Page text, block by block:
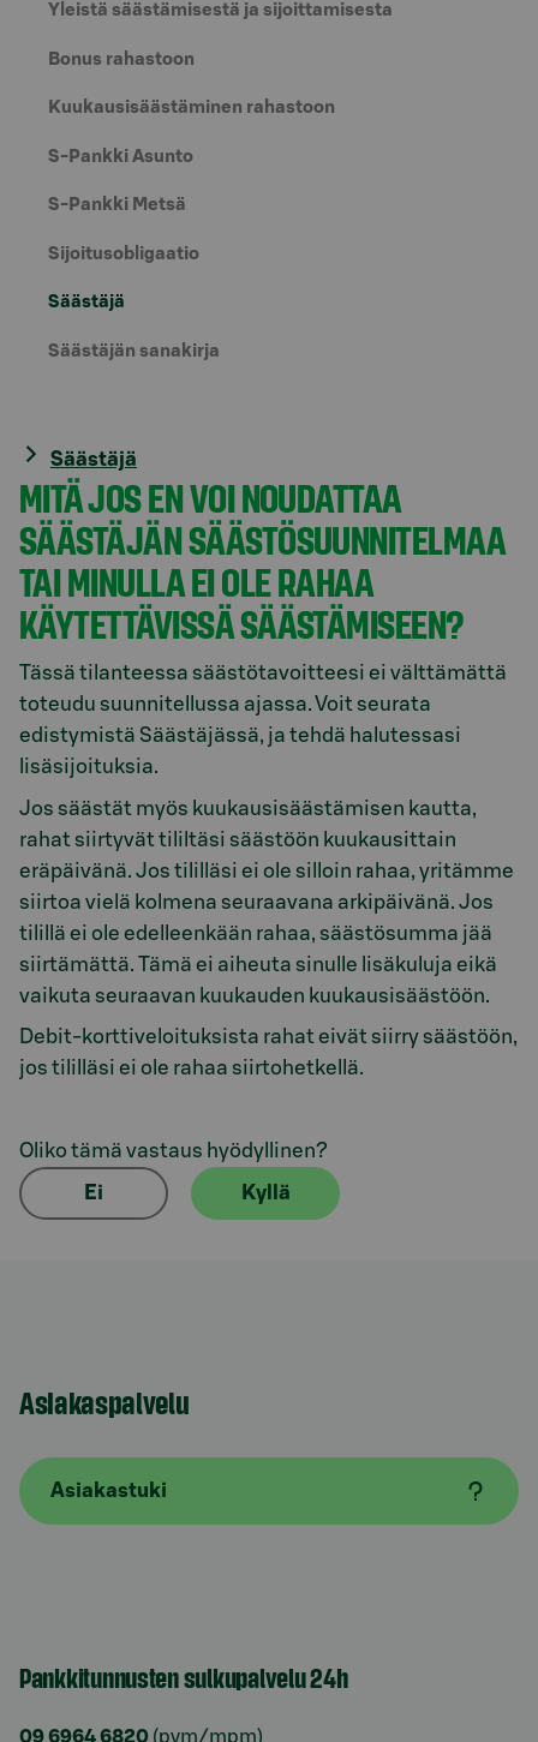
Yleistä säästämisestä ja sijoittamisesta
Bonus rahastoon
Kuukausisäästäminen rahastoon
S-Pankki Asunto
S-Pankki Metsä
Sijoitusobligaatio
Säästäjä
Säästäjän sanakirja
Säästäjä
MITÄ JOS EN VOI NOUDATTAA
SÄÄSTÄJÄN SÄÄSTÖSUUNNITELMAA
TAI MINULLA EI OLE RAHAA
KÄYTETTÄVISSÄ SÄÄSTÄMISEEN?
Tässä tilanteessa säästötavoitteesi ei välttämättä
toteudu suunnitellussa ajassa. Voit seurata
edistymistä Säästäjässä, ja tehdä halutessasi
lisäsijoituksia.
Jos säästät myös kuukausisäästämisen kautta,
rahat siirtyvät tililtäsi säästöön kuukausittain
eräpäivänä. Jos tililläsi ei ole silloin rahaa, yritämme
siirtoa vielä kolmena seuraavana arkipäivänä. Jos
tilillä ei ole edelleenkään rahaa, säästösumma jää
siirtämättä. Tämä ei aiheuta sinulle lisäkuluja eikä
vaikuta seuraavan kuukauden kuukausisäästöön.
Debit-korttiveloituksista rahat eivät siirry säästöön,
jos tililläsi ei ole rahaa siirtohetkellä.
Oliko tämä vastaus hyödyllinen?
Ei Kyllä
Asiakaspalvelu
Asiakastuki
Pankkitunnusten sulkupalvelu 24h
09 6964 6820 (pvm/mpm)